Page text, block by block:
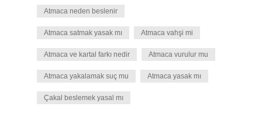
Atmaca neden beslenir
Atmaca satmak yasak mı Atmaca vahşi mi
Atmaca ve kartal farkı nedir Atmaca vurulur mu
Atmaca yakalamak suç mu Atmaca yasak mı
Çakal beslemek yasal mı